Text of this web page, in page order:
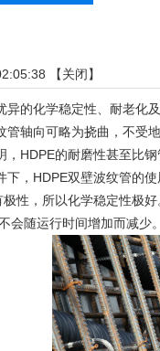
【关闭】
异的化学稳定性、耐老化
轴向可略为挠曲，不受
HDPE的耐磨性甚至比钢
， HDPE双壁波纹管的使
性，所以化学稳定性极
会随运行时间增加而减少。